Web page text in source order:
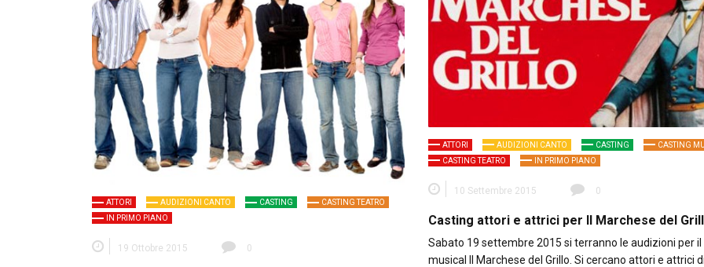
ATTORI AUDIZIONI CANTO CASTING
CASTING TEATRO
IN PRIMO PIANO
19 Ottobre 2015 0
ATTORI AUDIZIONI CANTO CASTING
CASTING
CASTING TEATRO
IN PRIMO PIANO
10 Settembre 2015 0
Casting attori e attrici per Il Marchese del
Sabato 19 settembre 2015 si terranno le audizioni per il
musical Il Marchese del Grillo. Si cercano attori e attrici